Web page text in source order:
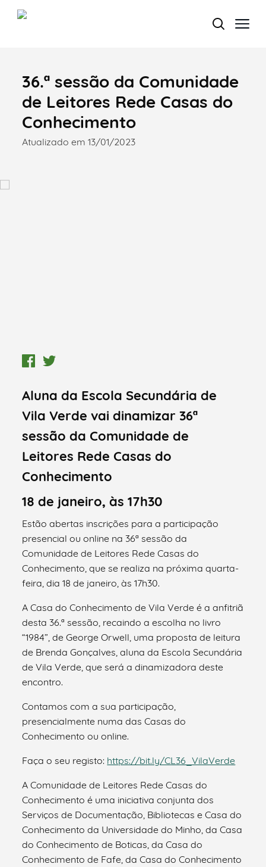
Termo de Pesquisa
36.ª sessão da Comunidade
de Leitores Rede Casas do
Conhecimento
Atualizado em 13/01/2023
Aluna da Escola Secundária de
Vila Verde vai dinamizar 36ª
sessão da Comunidade de
Leitores Rede Casas do
Conhecimento
18 de janeiro, às 17h30
Estão abertas inscrições para a participação
presencial ou online na 36ª sessão da
Comunidade de Leitores Rede Casas do
Conhecimento, que se realiza na próxima quarta-
feira, dia 18 de janeiro, às 17h30.
A Casa do Conhecimento de Vila Verde é a anfitriã
desta 36.ª sessão, recaindo a escolha no livro
“1984”, de George Orwell, uma proposta de leitura
de Brenda Gonçalves, aluna da Escola Secundária
de Vila Verde, que será a dinamizadora deste
encontro.
Contamos com a sua participação,
presencialmente numa das Casas do
Conhecimento ou online.
Faça o seu registo: https://bit.ly/CL36_VilaVerde
A Comunidade de Leitores Rede Casas do
Conhecimento é uma iniciativa conjunta dos
Serviços de Documentação, Bibliotecas e Casa do
Conhecimento da Universidade do Minho, da Casa
do Conhecimento de Boticas,da Casa do
Conhecimento de Fafe,da Casa do Conhecimento